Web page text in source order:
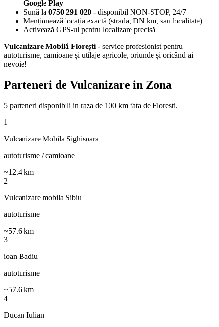
Google Play
Sună la 0750 291 020 - disponibil NON-STOP, 24/7
Menționează locația exactă (strada, DN km, sau localitate)
Activează GPS-ul pentru localizare precisă
Vulcanizare Mobilă Florești - service profesionist pentru
autoturisme, camioane și utilaje agricole, oriunde și oricând ai
nevoie!
Parteneri de Vulcanizare in Zona
5 parteneri disponibili in raza de 100 km fata de Floresti.
1
Vulcanizare Mobila Sighisoara
autoturisme / camioane
~12.4 km
2
Vulcanizare mobila Sibiu
autoturisme
~57.6 km
3
ioan Badiu
autoturisme
~57.6 km
4
Ducan Iulian